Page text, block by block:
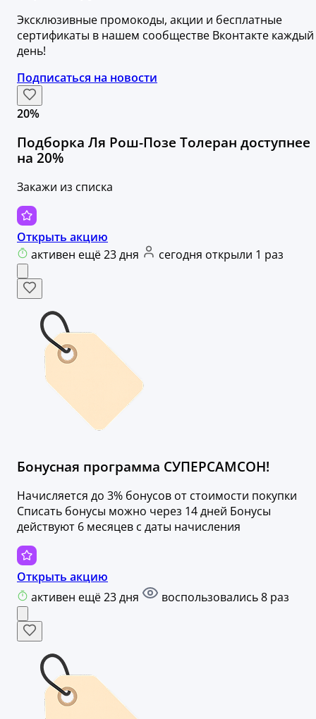
Эксклюзивные промокоды, акции и бесплатные
сертификаты в нашем сообществе Вконтакте каждый
день!
Подписаться на новости
20%
Подборка Ля Рош-Позе Толеран доступнее
на 20%
Закажи из списка
Открыть акцию
активен ещё 23 дня
сегодня открыли 1 раз
Бонусная программа СУПЕРСАМСОН!
Начисляется до 3% бонусов от стоимости покупки
Списать бонусы можно через 14 дней Бонусы
действуют 6 месяцев с даты начисления
Открыть акцию
активен ещё 23 дня
воспользовались 8 раз